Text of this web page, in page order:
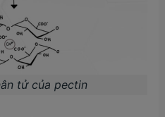
tử của pectin